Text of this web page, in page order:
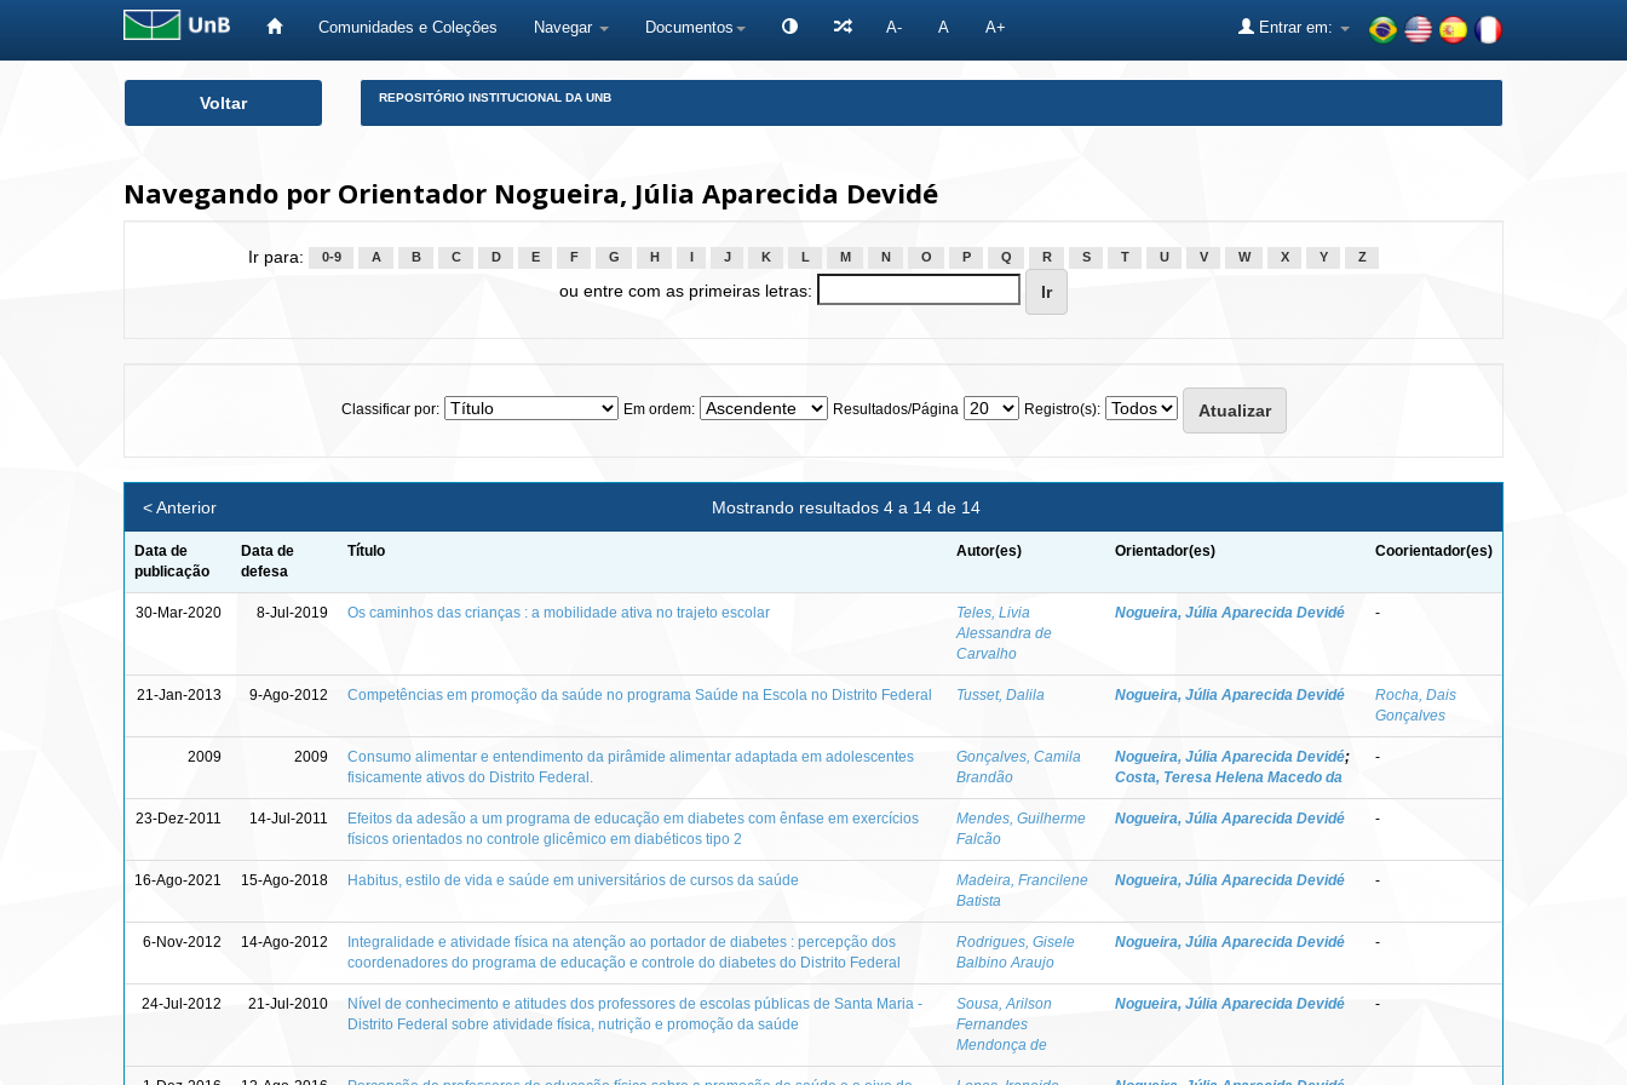
Comunidades e Coleções Navegar Documentos A- A A+ Entrar em:
Voltar REPOSITÓRIO INSTITUCIONAL DA UNB
Navegando por Orientador Nogueira, Júlia Aparecida Devidé
Ir para: 0-9 A B C D E F G H J K L M N O P Q R S T U V W X Y Z
ou entre com as primeiras letras:
Classificar por: Em ordem: Resultados/Página Registro(s):
Mostrando resultados 4 a 14 de 14
< Anterior
Data de
publicação
Data de
defesa
Título Autor(es) Orientador(es) Coorientador(es)
30-Mar-2020 8-Jul-2019 Os caminhos das crianças : a mobilidade ativa no trajeto escolar
Teles, Livia
Alessandra de
Carvalho
Nogueira, Júlia Aparecida Devidé -
21-Jan-2013 9-Ago-2012 Competências em promoção da saúde no programa Saúde na Escola no Distrito Federal Tusset, Dalila Nogueira, Júlia Aparecida Devidé
Rocha, Dais
Gonçalves
2009 2009
Consumo alimentar e entendimento da pirâmide alimentar adaptada em adolescentes
fisicamente ativos do Distrito Federal.
Gonçalves, Camila
Brandão
Nogueira, Júlia Aparecida Devidé;
Costa, Teresa Helena Macedo da
-
23-Dez-2011 14-Jul-2011
Efeitos da adesão a um programa de educação em diabetes com ênfase em exercícios
físicos orientados no controle glicêmico em diabéticos tipo 2
Mendes, Guilherme
Falcão
Nogueira, Júlia Aparecida Devidé -
16-Ago-2021 15-Ago-2018 Habitus, estilo de vida e saúde em universitários de cursos da saúde
Madeira, Francilene
Batista
Nogueira, Júlia Aparecida Devidé -
6-Nov-2012 14-Ago-2012
Integralidade e atividade física na atenção ao portador de diabetes : percepção dos
coordenadores do programa de educação e controle do diabetes do Distrito Federal
Rodrigues, Gisele
Balbino Araujo
Nogueira, Júlia Aparecida Devidé -
24-Jul-2012 21-Jul-2010
Nível de conhecimento e atitudes dos professores de escolas públicas de Santa Maria -
Distrito Federal sobre atividade física, nutrição e promoção da saúde
Sousa, Arilson
Fernandes
Mendonça de
Nogueira, Júlia Aparecida Devidé -